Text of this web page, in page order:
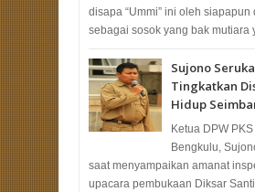
disapa “Ummi” ini oleh siapapun
sebagai sosok yang bak mutiara
Sujono
Tingkatkan
Hidup
Ketua DPW
Bengkulu,
saat menyampaikan amanat
upacara pembukaan Diksar